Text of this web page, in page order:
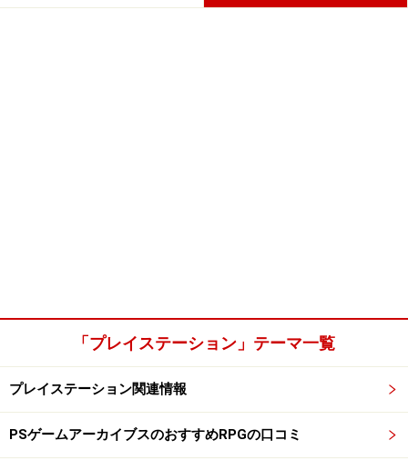
「プレイステーション」テーマ一覧
プレイステーション関連情報
PSゲームアーカイブスのおすすめRPGの口コミ